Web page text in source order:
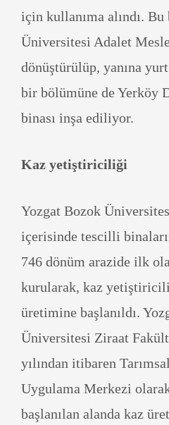
için kullanıma alındı.
Üniversitesi Adalet
dönüştürülüp, yanına
bir bölümüne de Yerköy
binası inşa ediliyor.
Kaz yetiştiriciliği
Yozgat Bozok
içerisinde tescilli
746 dönüm arazide ilk
kurularak, kaz
üretimine başlanıldı.
Üniversitesi Ziraat
yılından itibaren
Uygulama Merkezi
başlanılan alanda kaz